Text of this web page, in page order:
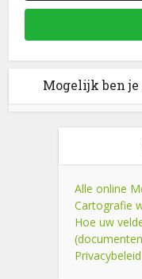
Mogelijk ben
Alle online
Cartografie
Hoe uw
Privacybeleid